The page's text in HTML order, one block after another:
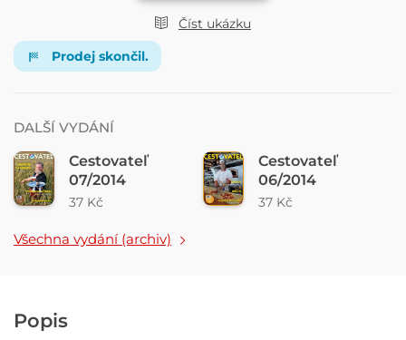
Číst ukázku
Prodej skončil.
DALŠÍ VYDÁNÍ
Cestovateľ
07/2014
37 Kč
Cestovateľ
06/2014
37 Kč
Všechna vydání (archiv)
Popis